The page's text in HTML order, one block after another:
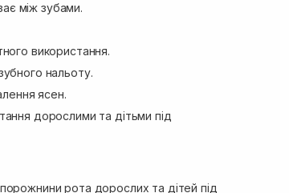
між зубами.
використання.
нальоту.
ясен.
дорослими та дітьми під
рота дорослих та дітей під